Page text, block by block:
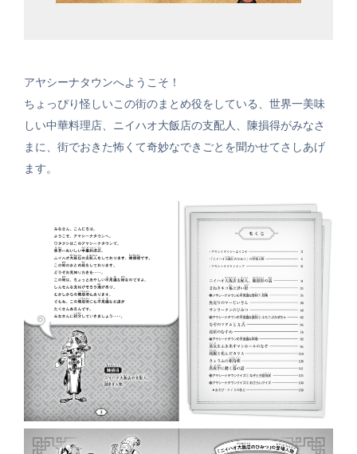
アヤシーナタウンへようこそ！
ちょっぴり怪しいこの街のまとめ役をしている、世界一美味
しい中華料理店、ニイハオ大飯店の支配人、陳損得がみなさ
まに、街でおきた怖くて奇妙なできごとを聞かせてさしあげ
ます。